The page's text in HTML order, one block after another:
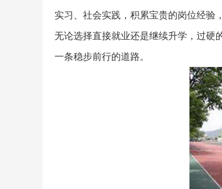
实习、社会实践，积累宝贵的岗位经验
无论选择直接就业还是继续升学，过硬
一条稳步前行的道路。